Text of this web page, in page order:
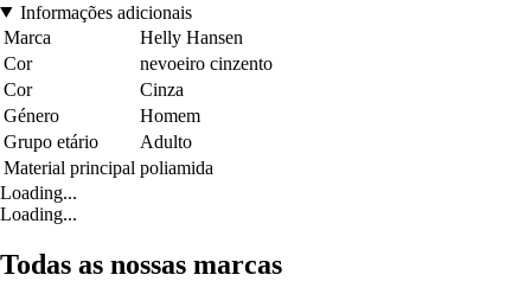
Informações adicionais
Marca
Helly Hansen
Cor
nevoeiro cinzento
Cor
Cinza
Género
Homem
Grupo etário
Adulto
Material principal poliamida
Loading...
Loading...
Todas as nossas marcas